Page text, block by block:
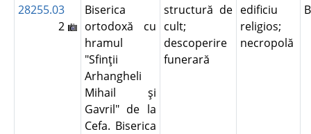
28255.03
2
Biserica
ortodoxă cu
hramul
"Sfinţii
Arhangheli
Mihail şi
Gavril" de la
Cefa. Biserica
structură de
cult;
descoperire
funerară
edificiu
religios;
necropolă